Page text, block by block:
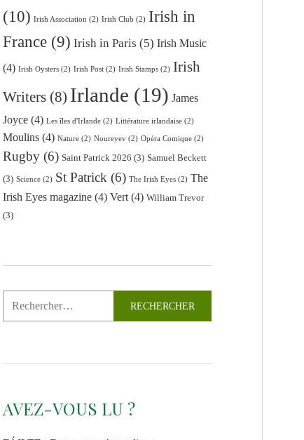
(10) Irish Association (2) Irish Club (2) Irish in
France (9) Irish in Paris (5) Irish Music
(4) Irish Oysters (2) Irish Post (2) Irish Stamps (2) Irish
Writers (8) Irlande (19) James
Joyce (4) Les îles d'Irlande (2) Littérature irlandaise (2)
Moulins (4) Nature (2) Noureyev (2) Opéra Comique (2)
Rugby (6) Saint Patrick 2026 (3) Samuel Beckett
(3) Science (2) St Patrick (6) The Irish Eyes (2) The
Irish Eyes magazine (4) Vert (4) William Trevor
(3)
AVEZ-VOUS LU ?